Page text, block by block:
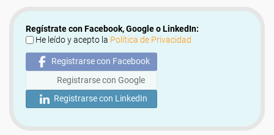
Regístrate con Facebook, Google o LinkedIn:
He leído y acepto la Política de Privacidad
Registrarse con Facebook
Registrarse con Google
Registrarse con LinkedIn